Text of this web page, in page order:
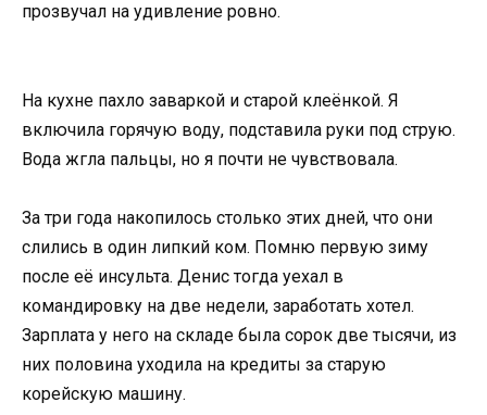
прозвучал на удивление ровно.
На кухне пахло заваркой и старой клеёнкой. Я
включила горячую воду, подставила руки под струю.
Вода жгла пальцы, но я почти не чувствовала.
За три года накопилось столько этих дней, что они
слились в один липкий ком. Помню первую зиму
после её инсульта. Денис тогда уехал в
командировку на две недели, заработать хотел.
Зарплата у него на складе была сорок две тысячи, из
них половина уходила на кредиты за старую
корейскую машину.